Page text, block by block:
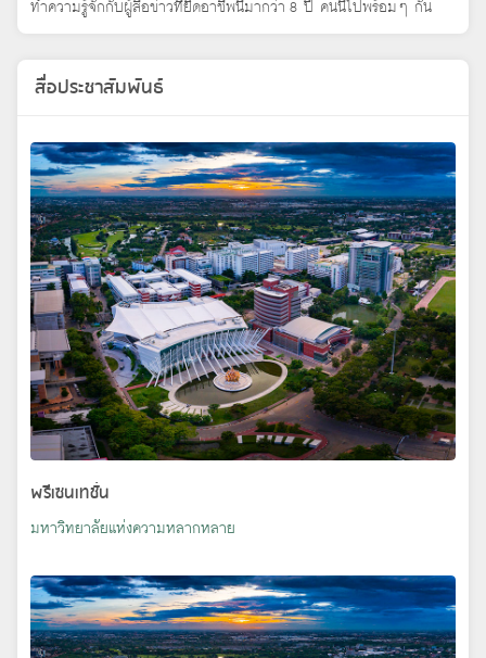
ทำความรู้จักกับผู้สื่อข่าวที่ยึดอาชีพนี้มากว่า 8 ปี คนนี้ไปพร้อมๆ กัน
สื่อประชาสัมพันธ์
พรีเซนเทชั่น
มหาวิทยาลัยแห่งความหลากหลาย